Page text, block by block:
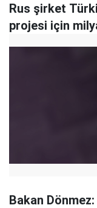
Rus şirket
projesi için
Bakan